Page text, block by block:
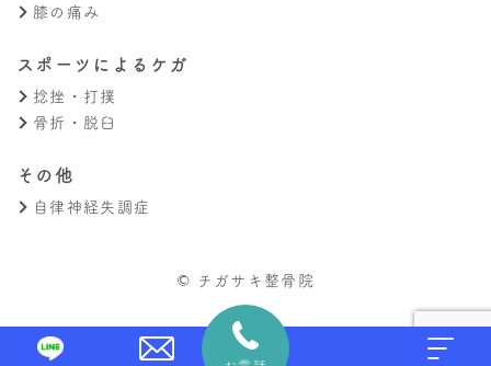
膝の痛み
スポーツによるケガ
捻挫・打撲
骨折・脱臼
その他
自律神経失調症
© チガサキ整骨院